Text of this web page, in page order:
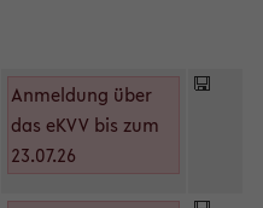
Anmeldung über
das eKVV bis zum
23.07.26